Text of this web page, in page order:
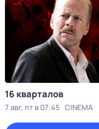
16 кварталов
7 авг, пт в 07:45 CINEMA